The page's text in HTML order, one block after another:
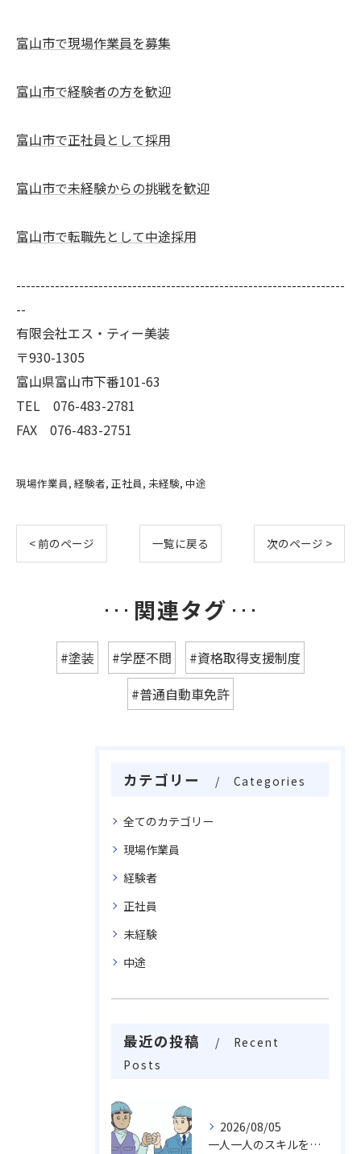
富山市で現場作業員を募集
富山市で経験者の方を歓迎
富山市で正社員として採用
富山市で未経験からの挑戦を歓迎
富山市で転職先として中途採用
--------------------------------------------------------------------
--
有限会社エス・ティー美装
〒930-1305
富山県富山市下番101-63
TEL 076-483-2781
FAX 076-483-2751
現場作業員 経験者 正社員 未経験 中途
< 前のページ 一覧に戻る 次のページ >
関連タグ
#塗装 #学歴不問
#資格取得支援制度
#普通自動車免許
カテゴリー Categories
全てのカテゴリー
現場作業員
経験者
正社員
未経験
中途
最近の投稿
Recent
Posts
2026/08/05
一人一人のスキルを活かしチームワークや柔軟性を求め成長し続ける職場